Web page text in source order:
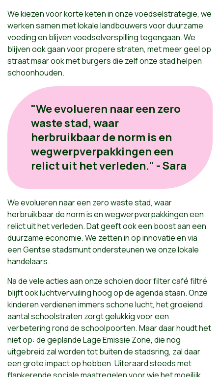
We kiezen voor korte keten in onze voedselstrategie, we
werken samen met lokale landbouwers voor duurzame
voeding en blijven voedselverspilling tegengaan. We
blijven ook gaan voor propere straten, met meer geel op
straat maar ook met burgers die zelf onze stad helpen
schoonhouden.
"We evolueren naar een zero
waste stad, waar
herbruikbaar de norm is en
wegwerpverpakkingen een
relict uit het verleden." - Sara
We evolueren naar een zero waste stad, waar
herbruikbaar de norm is en wegwerpverpakkingen een
relict uit het verleden. Dat geeft ook een boost aan een
duurzame economie. We zetten in op innovatie en via
een Gentse stadsmunt ondersteunen we onze lokale
handelaars.
Na de vele acties aan onze scholen door filter café filtré
blijft ook luchtvervuiling hoog op de agenda staan. Onze
kinderen verdienen immers schone lucht, het groeiend
aantal schoolstraten zorgt gelukkig voor een
verbetering rond de schoolpoorten. Maar daar houdt het
niet op: de geplande Lage Emissie Zone, die nog
uitgebreid zal worden tot buiten de stadsring, zal daar
een grote impact op hebben. Uiteraard steeds met